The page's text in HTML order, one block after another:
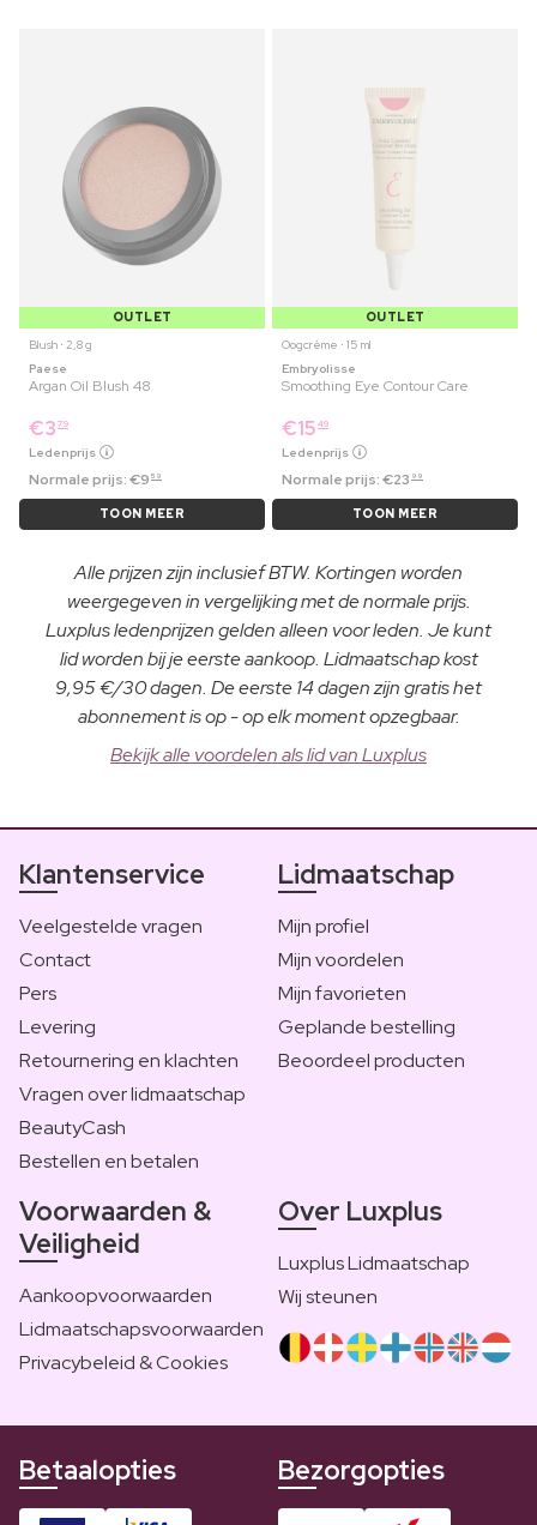
OUTLET
Blush ⋅ 2,8 g
Paese
Argan Oil Blush 48
€3 79
Ledenprijs
Normale prijs:€9 59
TOON MEER
OUTLET
Oogcrème ⋅ 15 ml
Embryolisse
Smoothing Eye Contour Care
€15 49
Ledenprijs
Normale prijs:€23 99
TOON MEER
Alle prijzen zijn inclusief BTW. Kortingen worden
weergegeven in vergelijking met de normale prijs.
Luxplus ledenprijzen gelden alleen voor leden. Je kunt
lid worden bij je eerste aankoop. Lidmaatschap kost
9,95 €/30 dagen. De eerste 14 dagen zijn gratis het
abonnement is op - op elk moment opzegbaar.
Bekijk alle voordelen als lid van Luxplus
Klantenservice
Veelgestelde vragen
Contact
Pers
Levering
Retournering en klachten
Vragen over lidmaatschap
BeautyCash
Bestellen en betalen
Lidmaatschap
Mijn profiel
Mijn voordelen
Mijn favorieten
Geplande bestelling
Beoordeel producten
Voorwaarden &
Veiligheid
Aankoopvoorwaarden
Lidmaatschapsvoorwaarden
Privacybeleid & Cookies
Over Luxplus
Luxplus Lidmaatschap
Wij steunen
Betaalopties Bezorgopties